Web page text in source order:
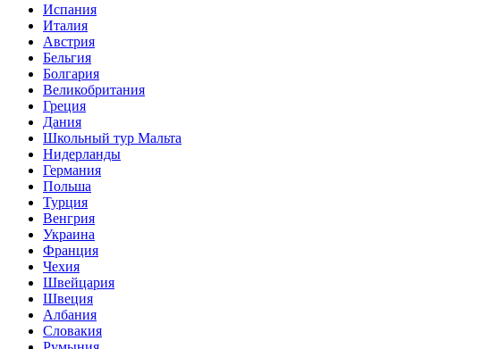
Испания
Италия
Австрия
Бельгия
Болгария
Великобритания
Греция
Дания
Школьный тур Мальта
Нидерланды
Германия
Польша
Турция
Венгрия
Украина
Франция
Чехия
Швейцария
Швеция
Албания
Словакия